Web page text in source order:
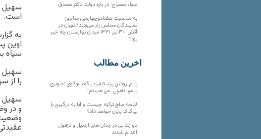
سهیل
است.
سپاه
سهیل
را از
و در
ضیاء مصباح: در باره دولت دکتر مصدق
به مناسبت هفتادوچهارمین سالروز:
نمایندگان مجلس زار می‌زدند/ تهران در
آتش؛ ۳۰ تیر ۱۳۳۱ میدان بهارستان چه خبر
بود؟
آخرین مطالب
پیام روشن پزشکیان در گفت‌و‌گوی تصویری
با مرد نامرئی: من هستم!
لایحه صلح ترکیه چیست و آیا به درگیری با
پ‌ک‌ک پایان خواهد داد؟
دو زندانی در زندان های اردبیل و دزفول
اعدام شدند